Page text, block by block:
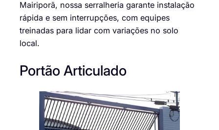
Mairiporã, nossa serralheria garante instalação
rápida e sem interrupções, com equipes
treinadas para lidar com variações no solo
local.
Portão Articulado